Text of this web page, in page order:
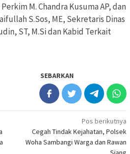
M. Chandra Kusuma AP, dan
S.Sos, ME, Sekretaris Dinas
ST, M.Si dan Kabid Terkait
SEBARKAN
Pos berikutnya
Cegah Tindak Kejahatan, Polsek
Woha Sambangi Warga dan Rawan